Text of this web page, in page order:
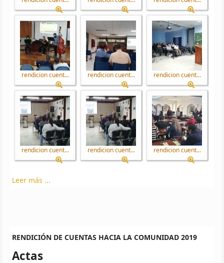
rendicion cuent... rendicion cuent... rendicion cuent...
rendicion cuent... rendicion cuent... rendicion cuent...
Leer más ...
RENDICIÓN DE CUENTAS HACIA LA COMUNIDAD 2019
Actas